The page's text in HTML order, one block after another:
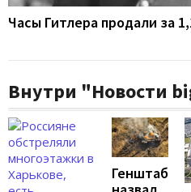
Часы Гитлера продали за
Внутри "Новости
Генштаб